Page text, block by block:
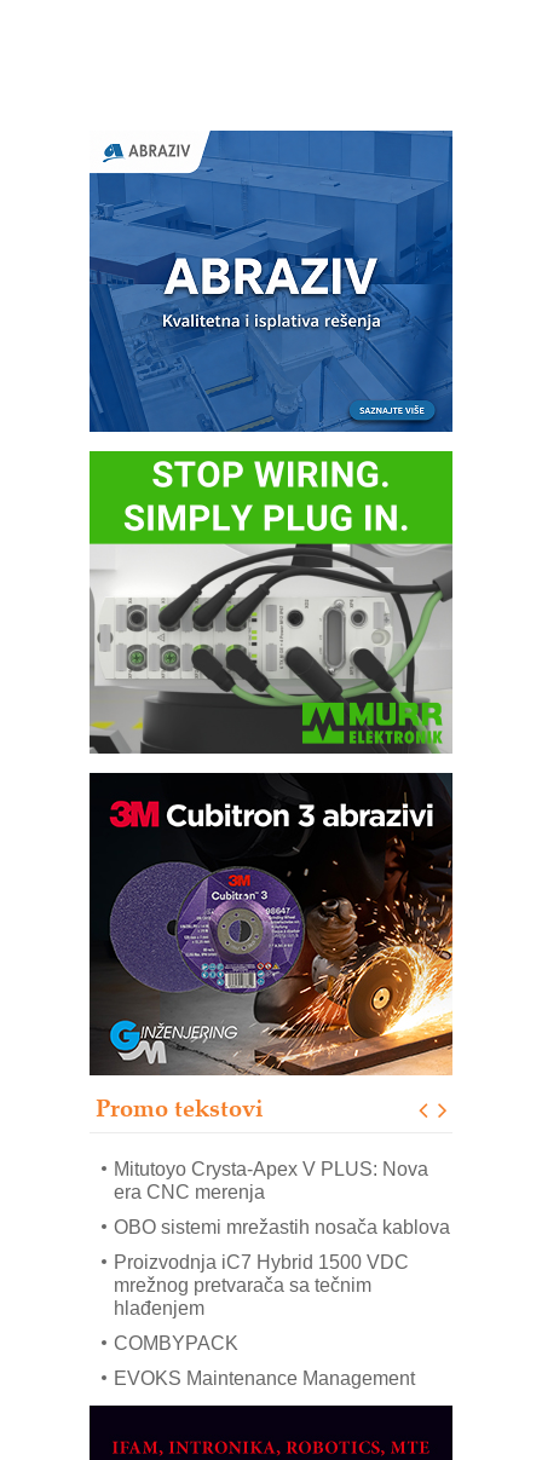
Promo tekstovi
Automatizacija pakovanja · Display
(Shelf-Ready) omotnice
Potpuna efikasnost bez složenih
sistema
Trajna oznaka kao dugoročna korist
Bezbednost na prvom mestu!
IB BLUMENAUER - više od 40 godina
poverenja u industriji
Art Utopia Studio – vizuelne priče
Mitutoyo Crysta-Apex V PLUS: Nova
era CNC merenja
OBO sistemi mrežastih nosača kablova
Proizvodnja iC7 Hybrid 1500 VDC
mrežnog pretvarača sa tečnim
hlađenjem
COMBYPACK
EVOKS Maintenance Management
na viši nivo